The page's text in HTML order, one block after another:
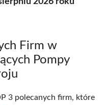
Firm w
Pompy
3 polecanych firm, które